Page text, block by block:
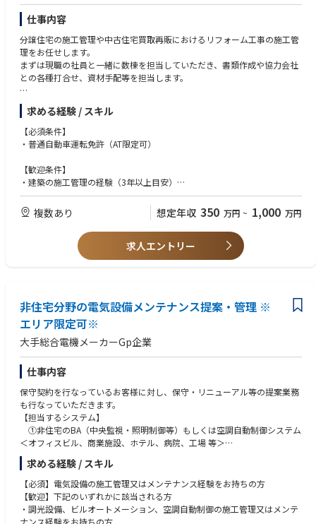
仕事内容
分譲住宅の施工管理や中古住宅買取再販におけるリフォーム工事の施工管
理をお任せします。
まずは現職の社員と一緒に数棟を担当していただき、書類作成や協力会社
との各種打合せ、資材手配等を担当します。
【職務内容】
・関係部署（営業・設計）との打合せ
・工程管理
・工事スケジュールの作成
・施工図面の作成及びチャック
・職人や建築資材の手配
・品質管理
・現場で工事品質の確認、指示
・材料費、工事費、人件費の管理
工程スケジュールなども調整が可能。
残業が重なることもありません。
またシフト制を導入しているので、
臨機応変な働き方ができるのも
ヤマダホームズならでは。
プライベートの時間もしっかり確保できます。
求める経験 / スキル
【必須条件】
・普通自動車運転免許（AT限定可）
【歓迎条件】
・建築の施工管理の経験（3年以上目安）
・建築施工管理技士、建築士の資格
複数あり 想定年収 350 万円 ~ 1,000 万円
求人エントリー
非住宅分野の電気設備メンテナンス提案・管理 ※
エリア限定可※
大手総合電機メーカーGp企業
仕事内容
保守契約を行なっているお客様に対し、保守・リニューアル等の提案業務
も行なっていただきます。
【担当するシステム】
①非住宅のBA（中央監視・照明制御等）もしくは空調自動制御システム
＜オフィスビル、商業施設、ホテル、病院、工場 等＞
②調光設備＜ホール、スタジオ、スポーツ施設 等＞
③他、太陽光・蓄電池等
【業務内容】
■保守・リニューアルの提案
■保守・修理の受付・手配・技術相談、外注業者委託管理 等
求める経験 / スキル
【必須】電気設備の施工管理又はメンテナンス経験をお持ちの方
【歓迎】下記のいずれかに該当される方
・調光設備、ビルオートメーション、空調自動制御の施工管理又はメンテ